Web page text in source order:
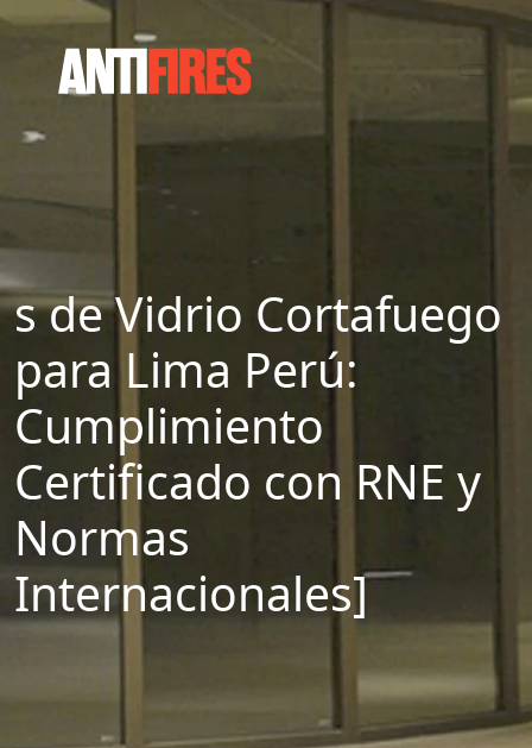
s de Vidrio Cortafuego
para Lima Perú:
Cumplimiento
Certificado con RNE y
Normas
Internacionales]